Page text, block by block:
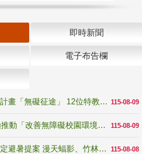
即時新聞
電子布告欄
115-08-09
青年百億海外圓夢基金計畫「無礙征途」 12位特教與弱勢青年勇闖西班牙 跨越感官限制見證生命蛻變
115-08-09
國教署補助22縣市積極推動「改善無障礙校園環境計畫」 打造友善、安全、無礙學習空間
115-08-08
青年壯遊點精選夏夜限定避暑提案 漫天蝠影、竹林尋蛙、茶香夜觀 邀青年暮色出發